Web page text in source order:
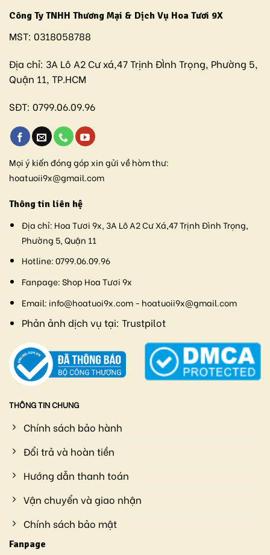
Công Ty TNHH Thương Mại & Dịch Vụ Hoa Tươi 9X
MST: 0318058788
Địa chỉ: 3A Lô A2 Cư xá,47 Trịnh ĐÌnh Trọng, Phường 5,
Quận 11, TP.HCM
SĐT: 0799.06.09.96
Mọi ý kiến đóng góp xin gửi về hòm thư:
hoatuoii9x@gmail.com
Thông tin liên hệ
Địa chỉ: Hoa Tươi 9x, 3A Lô A2 Cư Xá,47 Trịnh Đình Trọng,
Phường 5, Quận 11
Hotline:0799.06.09.96
Fanpage:Shop Hoa Tươi 9x
Email: info@hoatuoi9x.com - hoatuoii9x@gmail.com
Phản ảnh dịch vụ tại: Trustpilot
THÔNG TIN CHUNG
Chính sách bảo hành
Đổi trả và hoàn tiền
Hướng dẫn thanh toán
Vận chuyển và giao nhận
Chính sách bảo mật
Fanpage